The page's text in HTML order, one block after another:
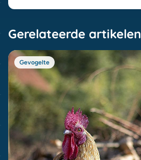
Gerelateerde artikelen
Gevogelte